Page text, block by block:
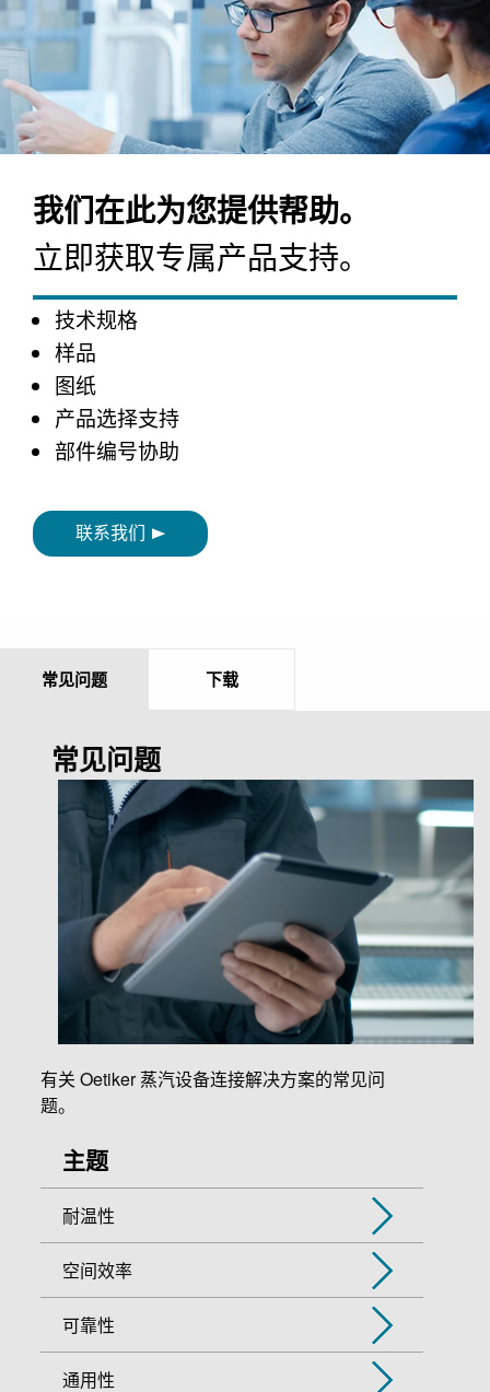
我们在此为您提供帮助。
立即获取专属产品支持。
技术规格
样品
图纸
产品选择支持
部件编号协助
联系我们
常见问题 下载
常见问题
有关 Oetiker 蒸汽设备连接解决方案的常见问
题。
主题
耐温性
空间效率
可靠性
通用性